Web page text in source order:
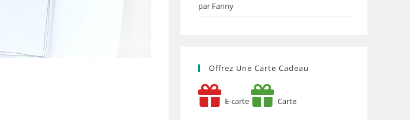
par Fanny
Offrez Une Carte Cadeau
E-carte Carte